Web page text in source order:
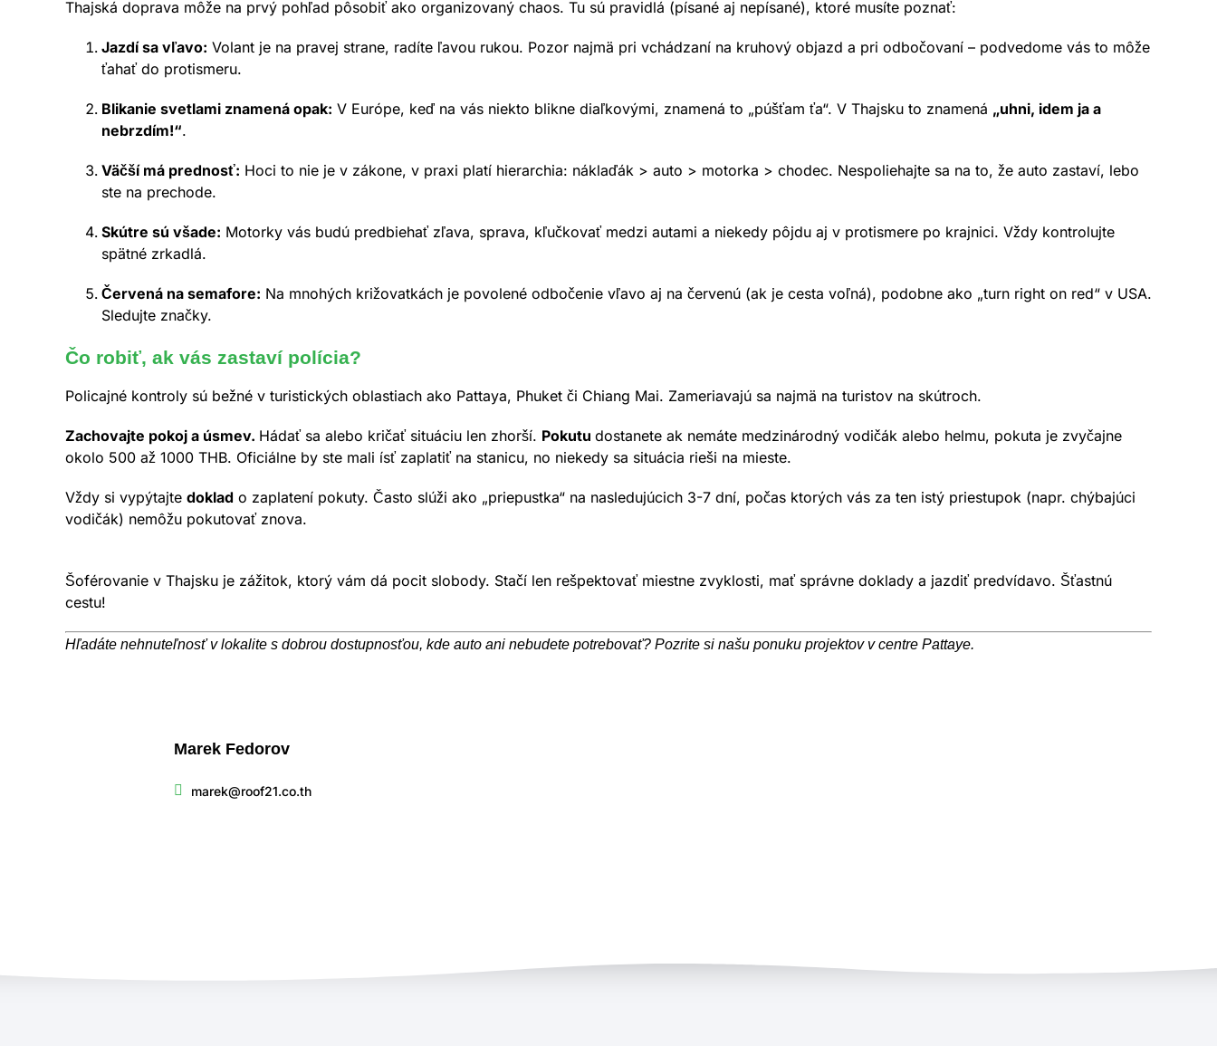
Thajská doprava môže na prvý pohľad pôsobiť ako organizovaný chaos. Tu sú pravidlá (písané aj nepísané), ktoré musíte poznať:
Jazdí sa vľavo: Volant je na pravej strane, radíte ľavou rukou. Pozor najmä pri vchádzaní na kruhový objazd a pri odbočovaní – podvedome vás to môže
ťahať do protismeru.
Blikanie svetlami znamená opak: V Európe, keď na vás niekto blikne diaľkovými, znamená to „púšťam ťa“. V Thajsku to znamená „uhni, idem ja a
nebrzdím!“.
Väčší má prednosť: Hoci to nie je v zákone, v praxi platí hierarchia: náklaďák > auto > motorka > chodec. Nespoliehajte sa na to, že auto zastaví, lebo
ste na prechode.
Skútre sú všade: Motorky vás budú predbiehať zľava, sprava, kľučkovať medzi autami a niekedy pôjdu aj v protismere po krajnici. Vždy kontrolujte
spätné zrkadlá.
Červená na semafore: Na mnohých križovatkách je povolené odbočenie vľavo aj na červenú (ak je cesta voľná), podobne ako „turn right on red“ v USA.
Sledujte značky.
Čo robiť, ak vás zastaví polícia?
Policajné kontroly sú bežné v turistických oblastiach ako Pattaya, Phuket či Chiang Mai. Zameriavajú sa najmä na turistov na skútroch.
Zachovajte pokoj a úsmev. Hádať sa alebo kričať situáciu len zhorší. Pokutu dostanete ak nemáte medzinárodný vodičák alebo helmu, pokuta je zvyčajne
okolo 500 až 1000 THB. Oficiálne by ste mali ísť zaplatiť na stanicu, no niekedy sa situácia rieši na mieste.
Vždy si vypýtajte doklad o zaplatení pokuty. Často slúži ako „priepustka“ na nasledujúcich 3-7 dní, počas ktorých vás za ten istý priestupok (napr. chýbajúci
vodičák) nemôžu pokutovať znova.
Šoférovanie v Thajsku je zážitok, ktorý vám dá pocit slobody. Stačí len rešpektovať miestne zvyklosti, mať správne doklady a jazdiť predvídavo. Šťastnú
cestu!
Hľadáte nehnuteľnosť v lokalite s dobrou dostupnosťou, kde auto ani nebudete potrebovať? Pozrite si našu ponuku projektov v centre Pattaye.
Marek Fedorov
marek@roof21.co.th